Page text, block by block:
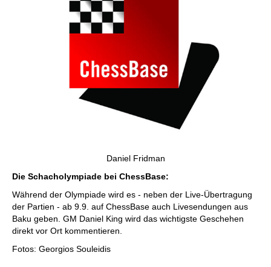
Daniel Fridman
Die Schacholympiade bei ChessBase:
Während der Olympiade wird es - neben der Live-Übertragung
der Partien - ab 9.9. auf ChessBase auch Livesendungen aus
Baku geben. GM Daniel King wird das wichtigste Geschehen
direkt vor Ort kommentieren.
Fotos: Georgios Souleidis